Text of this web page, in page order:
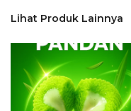
Lihat Produk Lainnya